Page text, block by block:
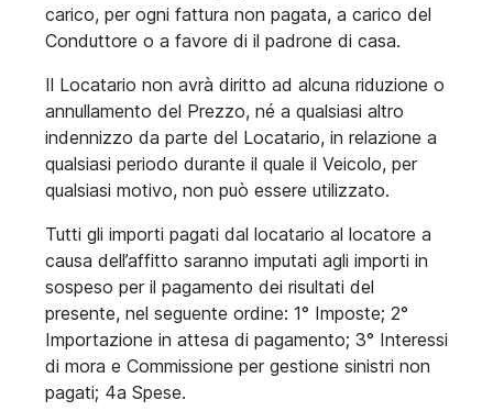
carico, per ogni fattura non pagata, a carico del
Conduttore o a favore di il padrone di casa.
Il Locatario non avrà diritto ad alcuna riduzione o
annullamento del Prezzo, né a qualsiasi altro
indennizzo da parte del Locatario, in relazione a
qualsiasi periodo durante il quale il Veicolo, per
qualsiasi motivo, non può essere utilizzato.
Tutti gli importi pagati dal locatario al locatore a
causa dell’affitto saranno imputati agli importi in
sospeso per il pagamento dei risultati del
presente, nel seguente ordine: 1° Imposte; 2°
Importazione in attesa di pagamento; 3° Interessi
di mora e Commissione per gestione sinistri non
pagati; 4a Spese.